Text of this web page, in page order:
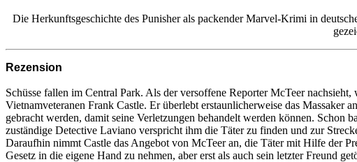
Die Herkunftsgeschichte des Punisher als packender Marvel-Krimi in
Rezension
Schüsse fallen im Central Park. Als der versoffene Reporter McTeer
Vietnamveteranen Frank Castle. Er überlebt erstaunlicherweise das
gebracht werden, damit seine Verletzungen behandelt werden können.
zuständige Detective Laviano verspricht ihm die Täter zu finden und zur
Daraufhin nimmt Castle das Angebot von McTeer an, die Täter mit Hilfe der
Gesetz in die eigene Hand zu nehmen, aber erst als auch sein letzter Freund